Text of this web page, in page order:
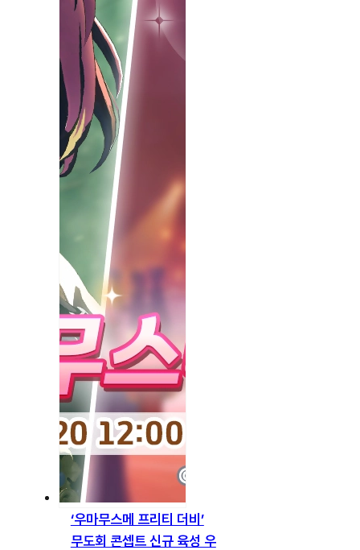
‘우마무스메 프리티 더비’
무도회 콘셉트 신규 육성 우